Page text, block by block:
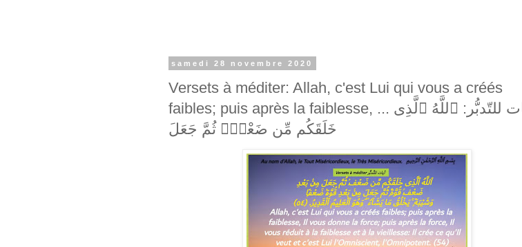
samedi 28 novembre 2020
Versets à méditer: Allah, c'est Lui qui vous a créés
faibles; puis après la faiblesse, ... آيات للتّدبُّر: ٱللَّهُ ٱلَّذِى
خَلَقَكُم مِّن ضَعْفٍۢ ثُمَّ جَعَلَ